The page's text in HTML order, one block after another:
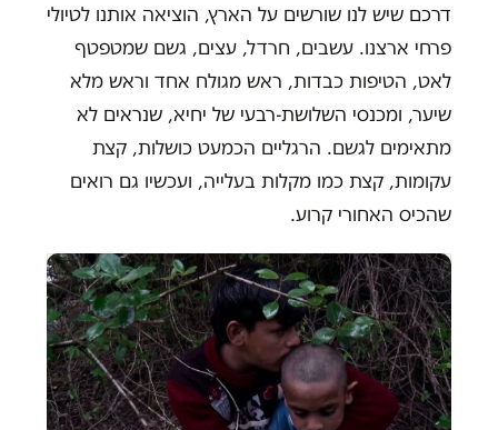
דרכם שיש לנו שורשים על הארץ, הוציאה אותנו לטיולי
פרחי ארצנו. עשבים, חרדל, עצים, גשם שמטפטף
לאט, הטיפות כבדות, ראש מגולח אחד וראש מלא
שיער, ומכנסי השלושת-רבעי של יחיא, שנראים לא
מתאימים לגשם. הרגליים הכמעט כושלות, קצת
עקומות, קצת כמו מקלות בעלייה, ועכשיו גם רואים
שהכיס האחורי קרוע.